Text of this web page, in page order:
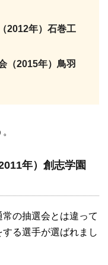
2012年）石巻工
（2015年）鳥羽
年）創志学園
の抽選会とは違って
る選手が選ばれまし